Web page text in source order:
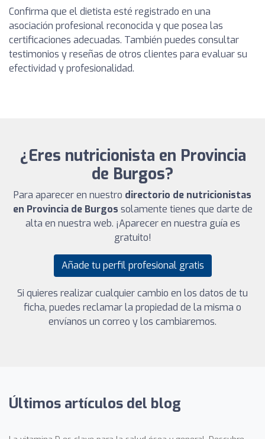
Confirma que el dietista esté registrado en una
asociación profesional reconocida y que posea las
certificaciones adecuadas. También puedes consultar
testimonios y reseñas de otros clientes para evaluar su
efectividad y profesionalidad.
¿Eres nutricionista en Provincia
de Burgos?
Para aparecer en nuestro directorio de nutricionistas
en Provincia de Burgos solamente tienes que darte de
alta en nuestra web. ¡Aparecer en nuestra guía es
gratuito!
Añade tu perfil profesional gratis
Si quieres realizar cualquier cambio en los datos de tu
ficha, puedes reclamar la propiedad de la misma o
envíanos un correo y los cambiaremos.
Últimos artículos del blog